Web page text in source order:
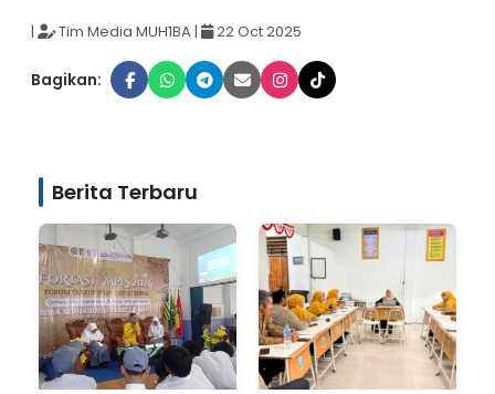
| Tim Media MUH1BA | 22 Oct 2025
Bagikan:
Berita Terbaru